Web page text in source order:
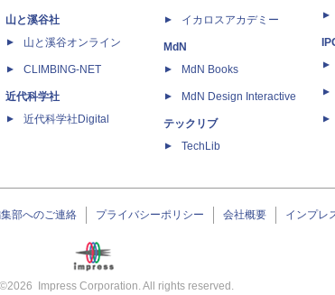
山と溪谷社
山と溪谷オンライン
CLIMBING-NET
近代科学社
近代科学社Digital
イカロスアカデミー
MdN
MdN Books
MdN Design Interactive
テックリブ
TechLib
部へのご連絡 プライバシーポリシー 会社概要 インプレ
2026 Impress Corporation. All rights reserved.